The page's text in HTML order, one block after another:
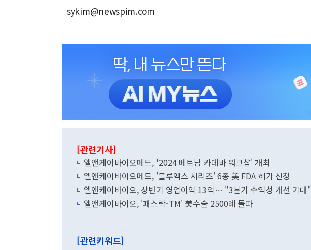
sykim@newspim.com
[관련기사]
엘앤케이바이오메드, '2024 베트남 카데바 워크샵' 개최
엘앤케이바이오메드, '블루엑스 시리즈' 6종 美 FDA 허가 신청
엘앤케이바이오, 상반기 영업이익 13억… "3분기 수익성 개선 기대"
엘앤케이바이오, '패스락-TM' 美수술 2500례 돌파
[관련키워드]